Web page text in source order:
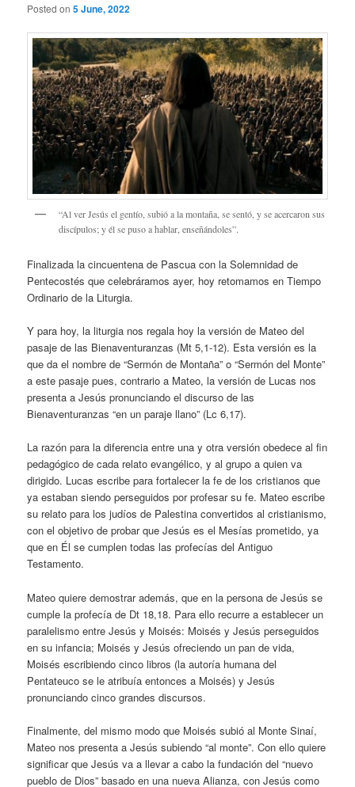
Posted on5 June, 2022
“Al ver Jesús el gentío, subió a la montaña, se sentó, y se acercaron sus
discípulos; y él se puso a hablar, enseñándoles”.
Finalizada la cincuentena de Pascua con la Solemnidad de
Pentecostés que celebráramos ayer, hoy retomamos en Tiempo
Ordinario de la Liturgia.
Y para hoy, la liturgia nos regala hoy la versión de Mateo del
pasaje de las Bienaventuranzas (Mt 5,1-12). Esta versión es la
que da el nombre de “Sermón de Montaña” o “Sermón del Monte”
a este pasaje pues, contrario a Mateo, la versión de Lucas nos
presenta a Jesús pronunciando el discurso de las
Bienaventuranzas “en un paraje llano” (Lc 6,17).
La razón para la diferencia entre una y otra versión obedece al fin
pedagógico de cada relato evangélico, y al grupo a quien va
dirigido. Lucas escribe para fortalecer la fe de los cristianos que
ya estaban siendo perseguidos por profesar su fe. Mateo escribe
su relato para los judíos de Palestina convertidos al cristianismo,
con el objetivo de probar que Jesús es el Mesías prometido, ya
que en Él se cumplen todas las profecías del Antiguo
Testamento.
Mateo quiere demostrar además, que en la persona de Jesús se
cumple la profecía de Dt 18,18. Para ello recurre a establecer un
paralelismo entre Jesús y Moisés: Moisés y Jesús perseguidos
en su infancia; Moisés y Jesús ofreciendo un pan de vida,
Moisés escribiendo cinco libros (la autoría humana del
Pentateuco se le atribuía entonces a Moisés) y Jesús
pronunciando cinco grandes discursos.
Finalmente, del mismo modo que Moisés subió al Monte Sinaí,
Mateo nos presenta a Jesús subiendo “al monte”. Con ello quiere
significar que Jesús va a llevar a cabo la fundación del “nuevo
pueblo de Dios” basado en una nueva Alianza, con Jesús como